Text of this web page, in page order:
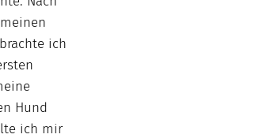
ich
Hund
ich mir